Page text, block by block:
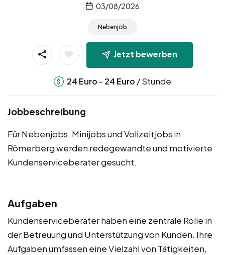
03/08/2026
Nebenjob
Jetzt bewerben
24 Euro - 24 Euro / Stunde
Jobbeschreibung
Für Nebenjobs, Minijobs und Vollzeitjobs in
Römerberg werden redegewandte und motivierte
Kundenserviceberater gesucht.
Aufgaben
Kundenserviceberater haben eine zentrale Rolle in
der Betreuung und Unterstützung von Kunden. Ihre
Aufgaben umfassen eine Vielzahl von Tätigkeiten,